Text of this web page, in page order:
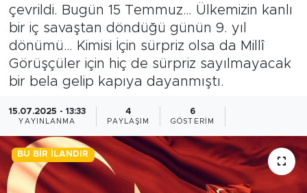
çevrildi. Bugün 15 Temmuz… Ülkemizin kanlı
bir iç savaştan döndüğü günün 9. yıl
dönümü… Kimisi İçin sürpriz olsa da Millî
Görüşçüler için hiç de sürpriz sayılmayacak
bir bela gelip kapıya dayanmıştı.
15.07.2025 - 13:33
YAYINLANMA
4
PAYLAŞIM
6
GÖSTERIM
BU BIR İLANDIR
DÜNYA
GÜNCEL
KARİKATÜR
BİLİM-TEKNOLOJİ
RÖPÖRTAJ
ANALİZ
Tüm Manşetler
Son Dakika Haberleri
Haber Arşivi